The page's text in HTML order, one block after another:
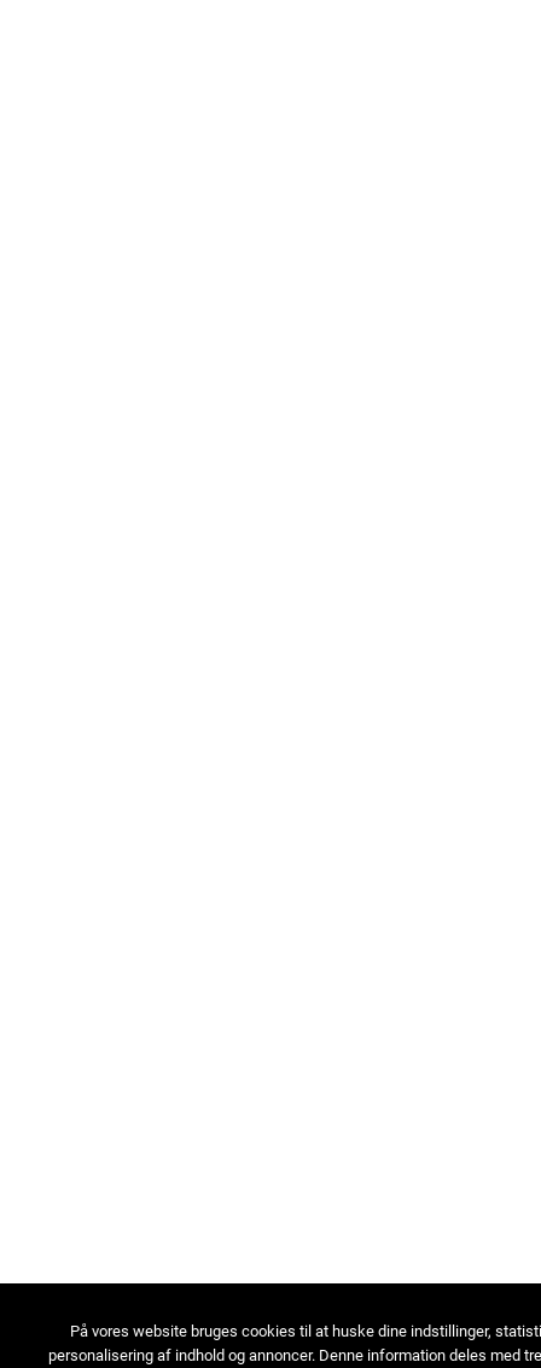
På vores website bruges cookies til at huske dine indstillinger,
personalisering af indhold og annoncer. Denne information deles med